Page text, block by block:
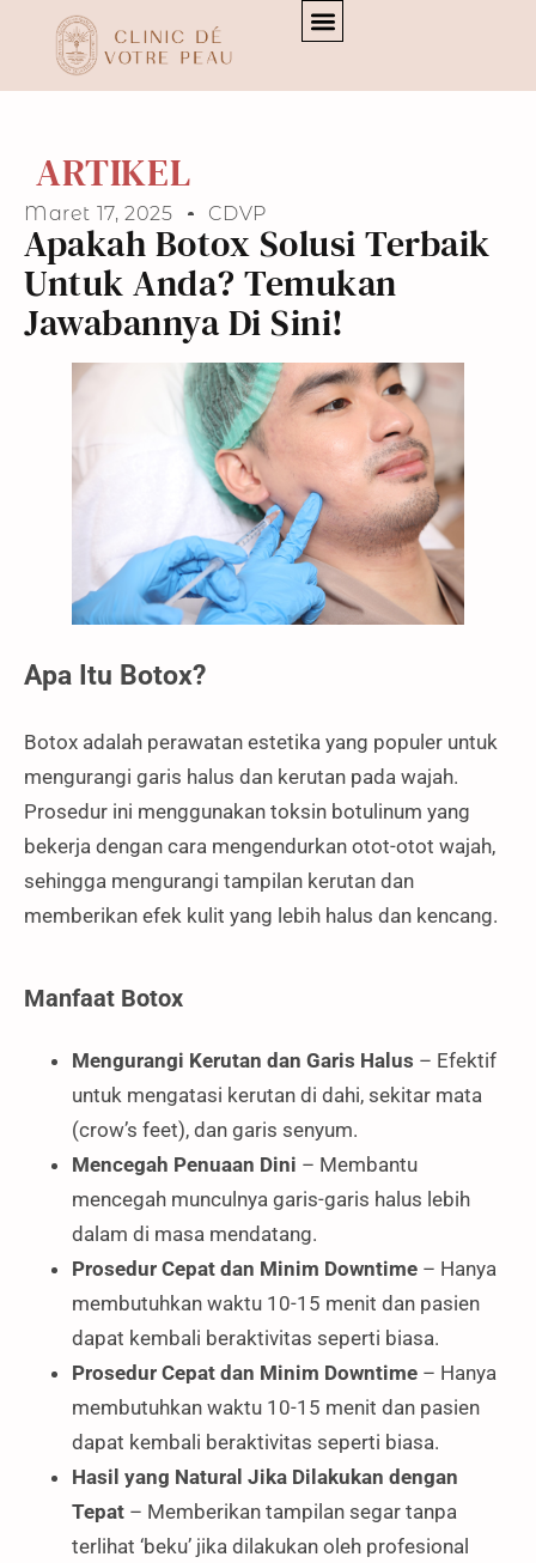
[transitionslider id="3"]
[transitionslider id="3"]
ARTIKEL
Maret 17, 2025 CDVP
Apakah Botox Solusi Terbaik
Untuk Anda? Temukan
Jawabannya Di Sini!
Apa Itu Botox?
Botox adalah perawatan estetika yang populer untuk
mengurangi garis halus dan kerutan pada wajah.
Prosedur ini menggunakan toksin botulinum yang
bekerja dengan cara mengendurkan otot-otot wajah,
sehingga mengurangi tampilan kerutan dan
memberikan efek kulit yang lebih halus dan kencang.
Manfaat Botox
Mengurangi Kerutan dan Garis Halus – Efektif
untuk mengatasi kerutan di dahi, sekitar mata
(crow’s feet), dan garis senyum.
Mencegah Penuaan Dini – Membantu
mencegah munculnya garis-garis halus lebih
dalam di masa mendatang.
Prosedur Cepat dan Minim Downtime – Hanya
membutuhkan waktu 10-15 menit dan pasien
dapat kembali beraktivitas seperti biasa.
Prosedur Cepat dan Minim Downtime – Hanya
membutuhkan waktu 10-15 menit dan pasien
dapat kembali beraktivitas seperti biasa.
Hasil yang Natural Jika Dilakukan dengan
Tepat – Memberikan tampilan segar tanpa
terlihat ‘beku’ jika dilakukan oleh profesional